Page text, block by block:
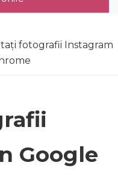
fotografii Instagram
Google